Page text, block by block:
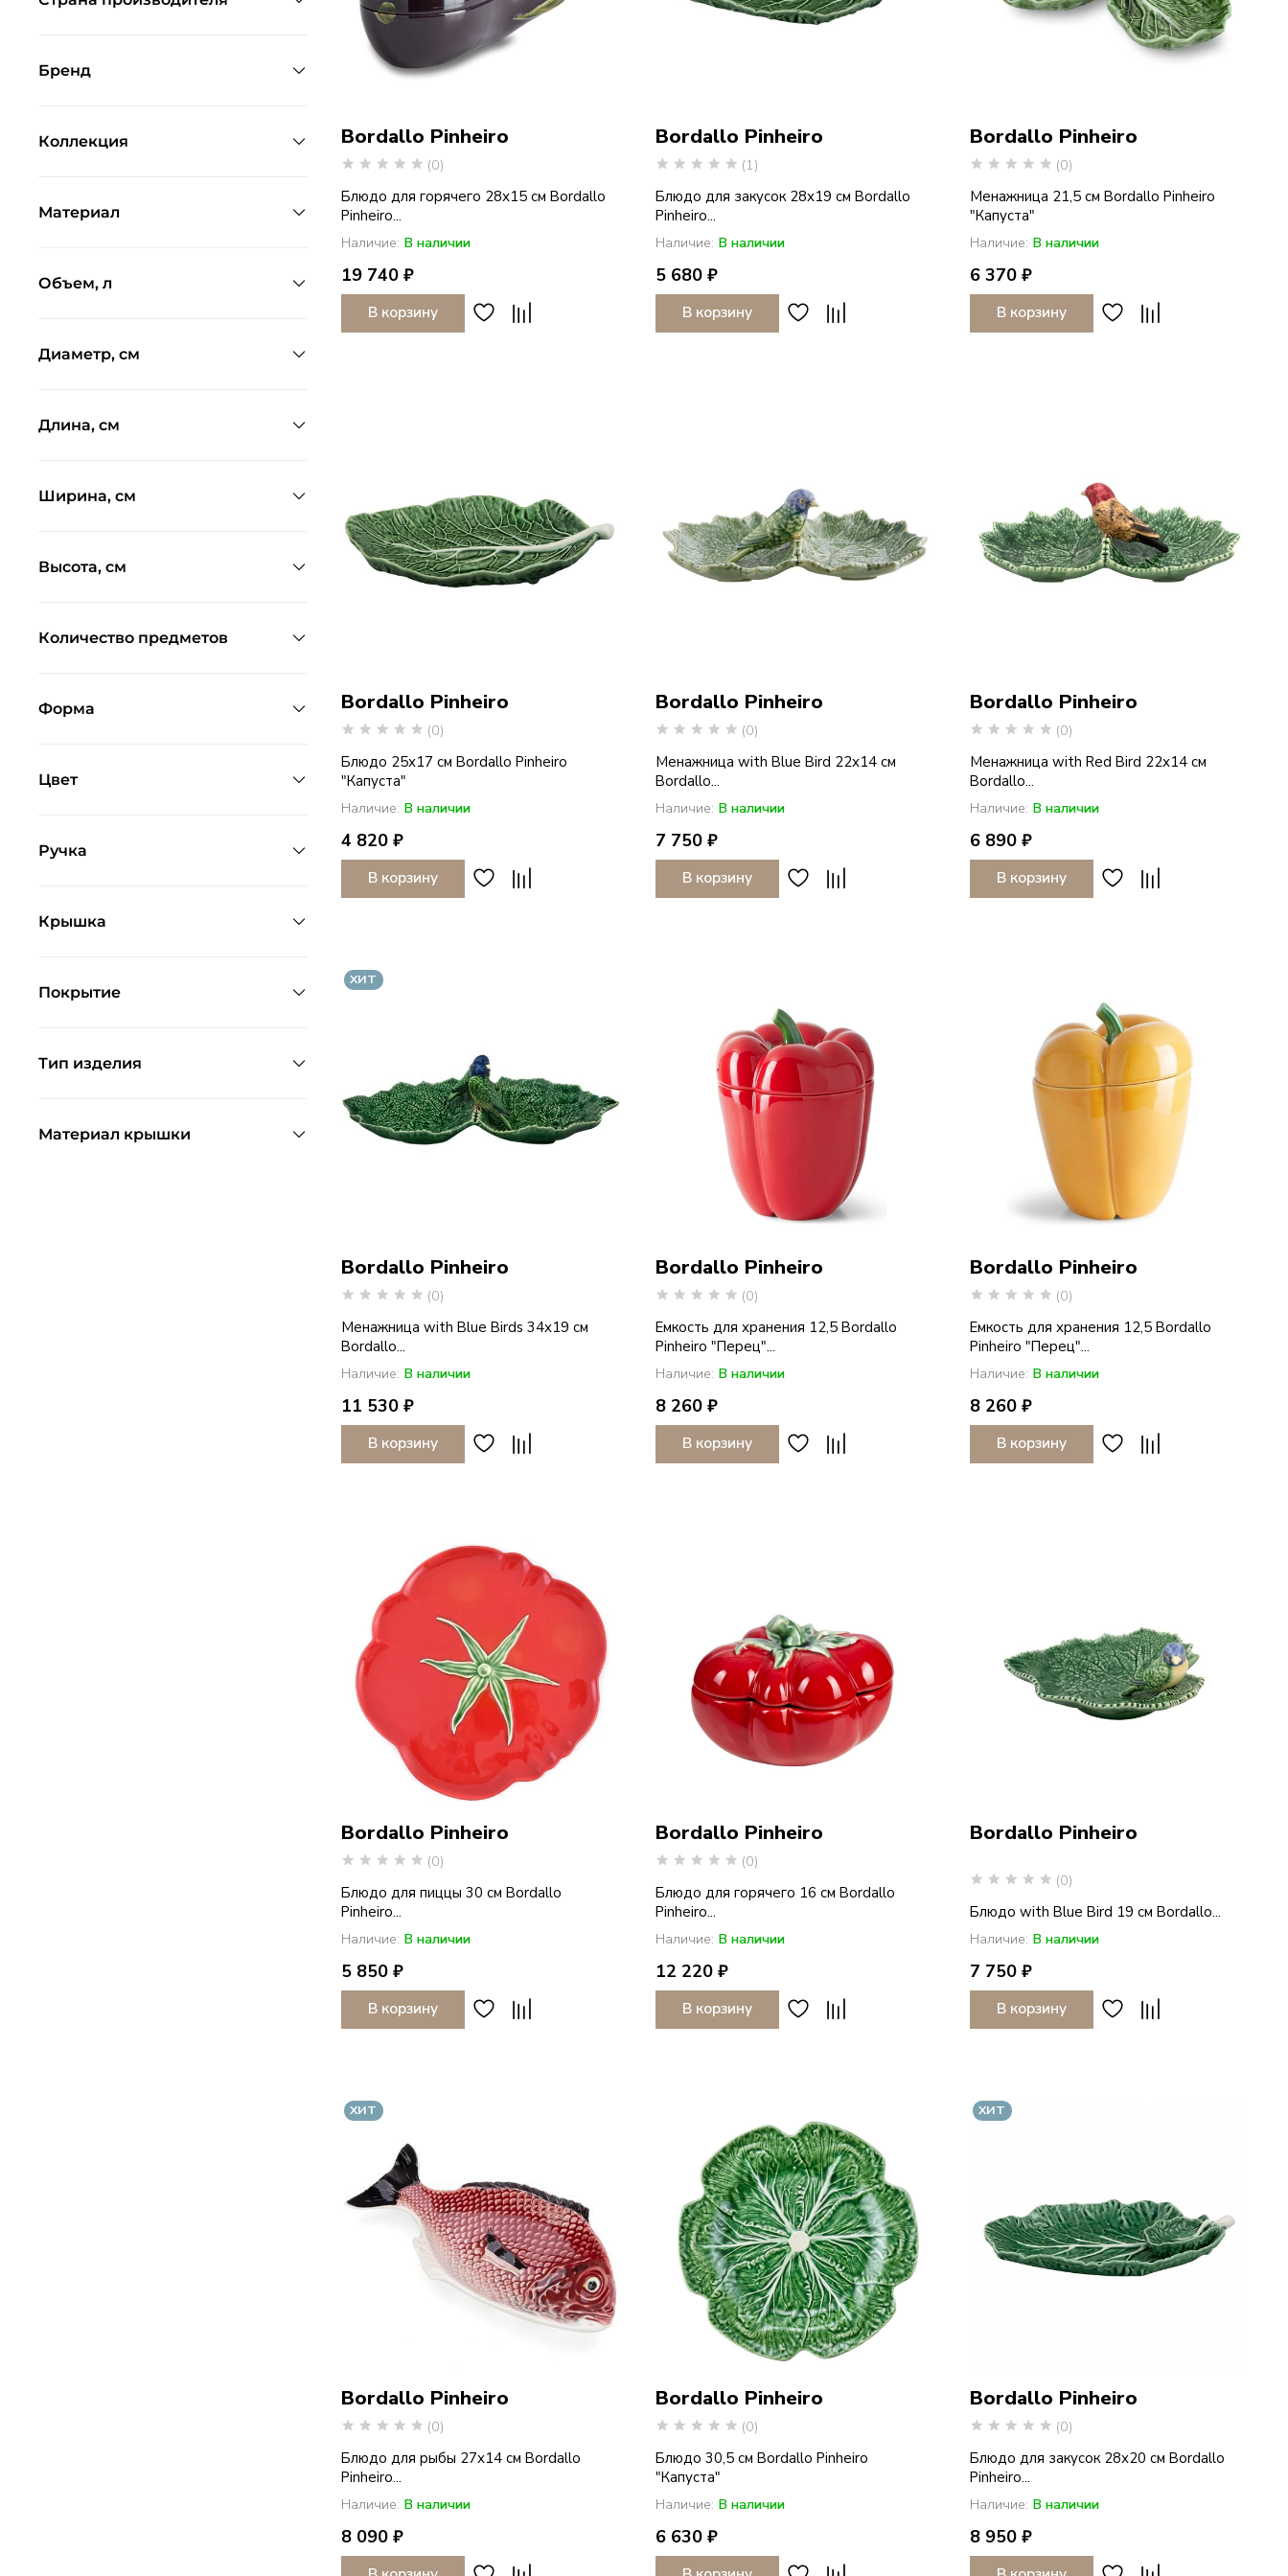
Bordallo Pinheiro
(0)
Блюдо для горячего 28х15 см Bordallo
Pinheiro...
Наличие: В наличии
19 740 ₽
В корзину
Bordallo Pinheiro
(1)
Блюдо для закусок 28х19 см Bordallo
Pinheiro...
Наличие: В наличии
5 680 ₽
В корзину
Bordallo Pinheiro
(0)
Менажница 21,5 см Bordallo Pinheiro
"Капуста"
Наличие: В наличии
6 370 ₽
В корзину
Bordallo Pinheiro
(0)
Блюдо 25х17 см Bordallo Pinheiro
"Капуста"
Наличие: В наличии
4 820 ₽
В корзину
Bordallo Pinheiro
(0)
Менажница with Blue Bird 22х14 см
Bordallo...
Наличие: В наличии
7 750 ₽
В корзину
Bordallo Pinheiro
(0)
Менажница with Red Bird 22х14 см
Bordallo...
Наличие: В наличии
6 890 ₽
В корзину
ХИТ
Bordallo Pinheiro
(0)
Менажница with Blue Birds 34х19 см
Bordallo...
Наличие: В наличии
11 530 ₽
В корзину
Bordallo Pinheiro
(0)
Емкость для хранения 12,5 Bordallo
Pinheiro "Перец"...
Наличие: В наличии
8 260 ₽
В корзину
Bordallo Pinheiro
(0)
Емкость для хранения 12,5 Bordallo
Pinheiro "Перец"...
Наличие: В наличии
8 260 ₽
В корзину
Bordallo Pinheiro
(0)
Блюдо для пиццы 30 см Bordallo
Pinheiro...
Наличие: В наличии
5 850 ₽
В корзину
Bordallo Pinheiro
(0)
Блюдо для горячего 16 см Bordallo
Pinheiro...
Наличие: В наличии
12 220 ₽
В корзину
Bordallo Pinheiro
(0)
Блюдо with Blue Bird 19 см Bordallo...
Наличие: В наличии
7 750 ₽
В корзину
ХИТ
Bordallo Pinheiro
(0)
Блюдо для рыбы 27х14 см Bordallo
Pinheiro...
Наличие: В наличии
8 090 ₽
Bordallo Pinheiro
(0)
Блюдо 30,5 см Bordallo Pinheiro
"Капуста"
Наличие: В наличии
6 630 ₽
ХИТ
Bordallo Pinheiro
(0)
Блюдо для закусок 28х20 см Bordallo
Pinheiro...
Наличие: В наличии
8 950 ₽
Бренд
Коллекция
Материал
Объем, л
Диаметр, см
Длина, см
Ширина, см
Высота, см
Количество предметов
Форма
Цвет
Ручка
Крышка
Покрытие
Тип изделия
Материал крышки